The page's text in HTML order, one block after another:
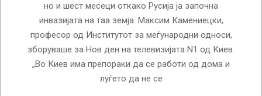
но и шест месеци откако Русија ја започна
инвазијата на таа земја. Максим Камениецки,
професор од Институтот за меѓународни односи,
зборуваше за Нов ден на телевизијата N1 од Киев.
„Во Киев има препораки да се работи од дома и
луѓето да не се